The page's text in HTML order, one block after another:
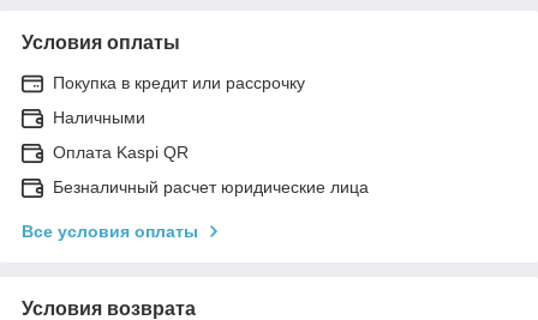
Условия оплаты
Покупка в кредит или рассрочку
Наличными
Оплата Kaspi QR
Безналичный расчет юридические лица
Все условия оплаты
Условия возврата